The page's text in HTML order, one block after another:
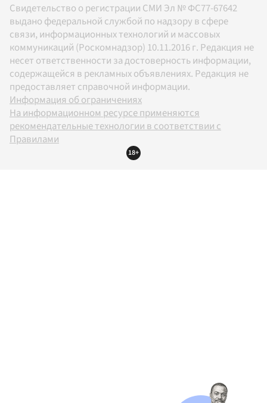
Свидетельство о регистрации СМИ Эл № ФС77-67642
выдано федеральной службой по надзору в сфере
связи, информационных технологий и массовых
коммуникаций (Роскомнадзор) 10.11.2016 г. Редакция не
несет ответственности за достоверность информации,
содержащейся в рекламных объявлениях. Редакция не
предоставляет справочной информации.
Информация об ограничениях
На информационном ресурсе применяются
рекомендательные технологии в соответствии с
Правилами
18+